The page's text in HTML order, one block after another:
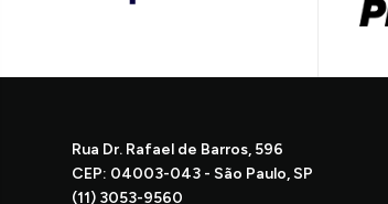
Rua Dr. Rafael de Barros, 596
CEP: 04003-043 - São Paulo, SP
(11) 3053-9560